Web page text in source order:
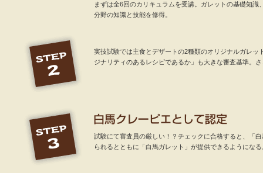
まずは全6回のカリキュラムを受講。ガレットの基礎知
分野の知識と技能を修得。
実技試験では主食とデザートの2種類のオリジナルガレ
ジナリティのあるレシピであるか」も大きな審査基準。
試験にて審査員の厳しい！？チェックに合格すると、「
られるとともに「白馬ガレット」が提供できるようになる